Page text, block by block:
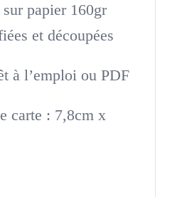
papier 160gr
et découpées
à l’emploi ou PDF
carte : 7,8cm x